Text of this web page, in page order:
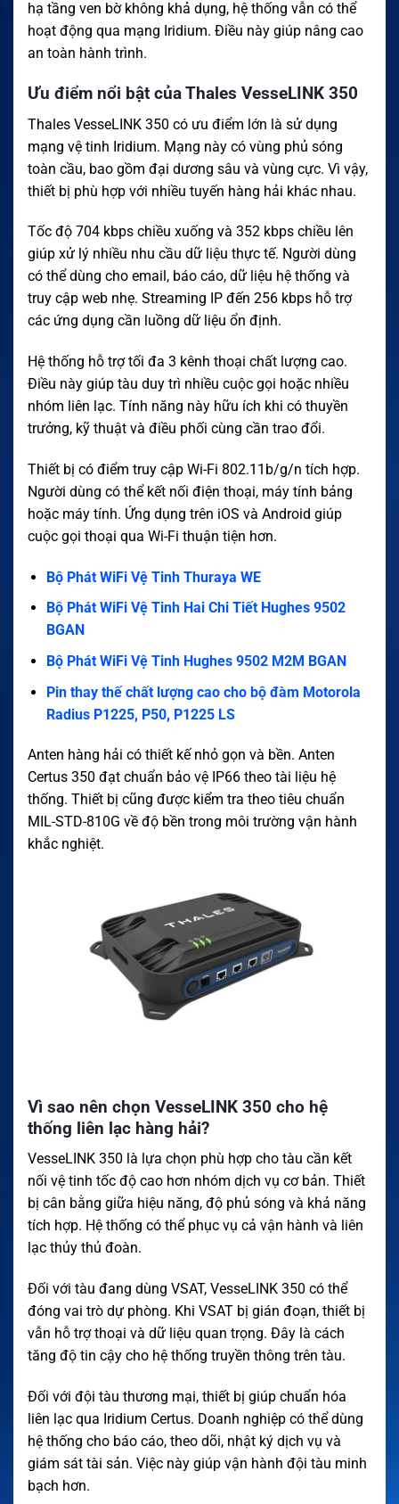
hạ tầng ven bờ không khả dụng, hệ thống vẫn có thể
hoạt động qua mạng Iridium. Điều này giúp nâng cao
an toàn hành trình.
Ưu điểm nổi bật của Thales VesseLINK 350
Thales VesseLINK 350 có ưu điểm lớn là sử dụng
mạng vệ tinh Iridium. Mạng này có vùng phủ sóng
toàn cầu, bao gồm đại dương sâu và vùng cực. Vì vậy,
thiết bị phù hợp với nhiều tuyến hàng hải khác nhau.
Tốc độ 704 kbps chiều xuống và 352 kbps chiều lên
giúp xử lý nhiều nhu cầu dữ liệu thực tế. Người dùng
có thể dùng cho email, báo cáo, dữ liệu hệ thống và
truy cập web nhẹ. Streaming IP đến 256 kbps hỗ trợ
các ứng dụng cần luồng dữ liệu ổn định.
Hệ thống hỗ trợ tối đa 3 kênh thoại chất lượng cao.
Điều này giúp tàu duy trì nhiều cuộc gọi hoặc nhiều
nhóm liên lạc. Tính năng này hữu ích khi có thuyền
trưởng, kỹ thuật và điều phối cùng cần trao đổi.
Thiết bị có điểm truy cập Wi-Fi 802.11b/g/n tích hợp.
Người dùng có thể kết nối điện thoại, máy tính bảng
hoặc máy tính. Ứng dụng trên iOS và Android giúp
cuộc gọi thoại qua Wi-Fi thuận tiện hơn.
Bộ Phát WiFi Vệ Tinh Thuraya WE
Bộ Phát WiFi Vệ Tinh Hai Chi Tiết Hughes 9502
BGAN
Bộ Phát WiFi Vệ Tinh Hughes 9502 M2M BGAN
Pin thay thế chất lượng cao cho bộ đàm Motorola
Radius P1225, P50, P1225 LS
Anten hàng hải có thiết kế nhỏ gọn và bền. Anten
Certus 350 đạt chuẩn bảo vệ IP66 theo tài liệu hệ
thống. Thiết bị cũng được kiểm tra theo tiêu chuẩn
MIL-STD-810G về độ bền trong môi trường vận hành
khắc nghiệt.
Vì sao nên chọn VesseLINK 350 cho hệ
thống liên lạc hàng hải?
VesseLINK 350 là lựa chọn phù hợp cho tàu cần kết
nối vệ tinh tốc độ cao hơn nhóm dịch vụ cơ bản. Thiết
bị cân bằng giữa hiệu năng, độ phủ sóng và khả năng
tích hợp. Hệ thống có thể phục vụ cả vận hành và liên
lạc thủy thủ đoàn.
Đối với tàu đang dùng VSAT, VesseLINK 350 có thể
đóng vai trò dự phòng. Khi VSAT bị gián đoạn, thiết bị
vẫn hỗ trợ thoại và dữ liệu quan trọng. Đây là cách
tăng độ tin cậy cho hệ thống truyền thông trên tàu.
Đối với đội tàu thương mại, thiết bị giúp chuẩn hóa
liên lạc qua Iridium Certus. Doanh nghiệp có thể dùng
hệ thống cho báo cáo, theo dõi, nhật ký dịch vụ và
giám sát tài sản. Việc này giúp vận hành đội tàu minh
bạch hơn.